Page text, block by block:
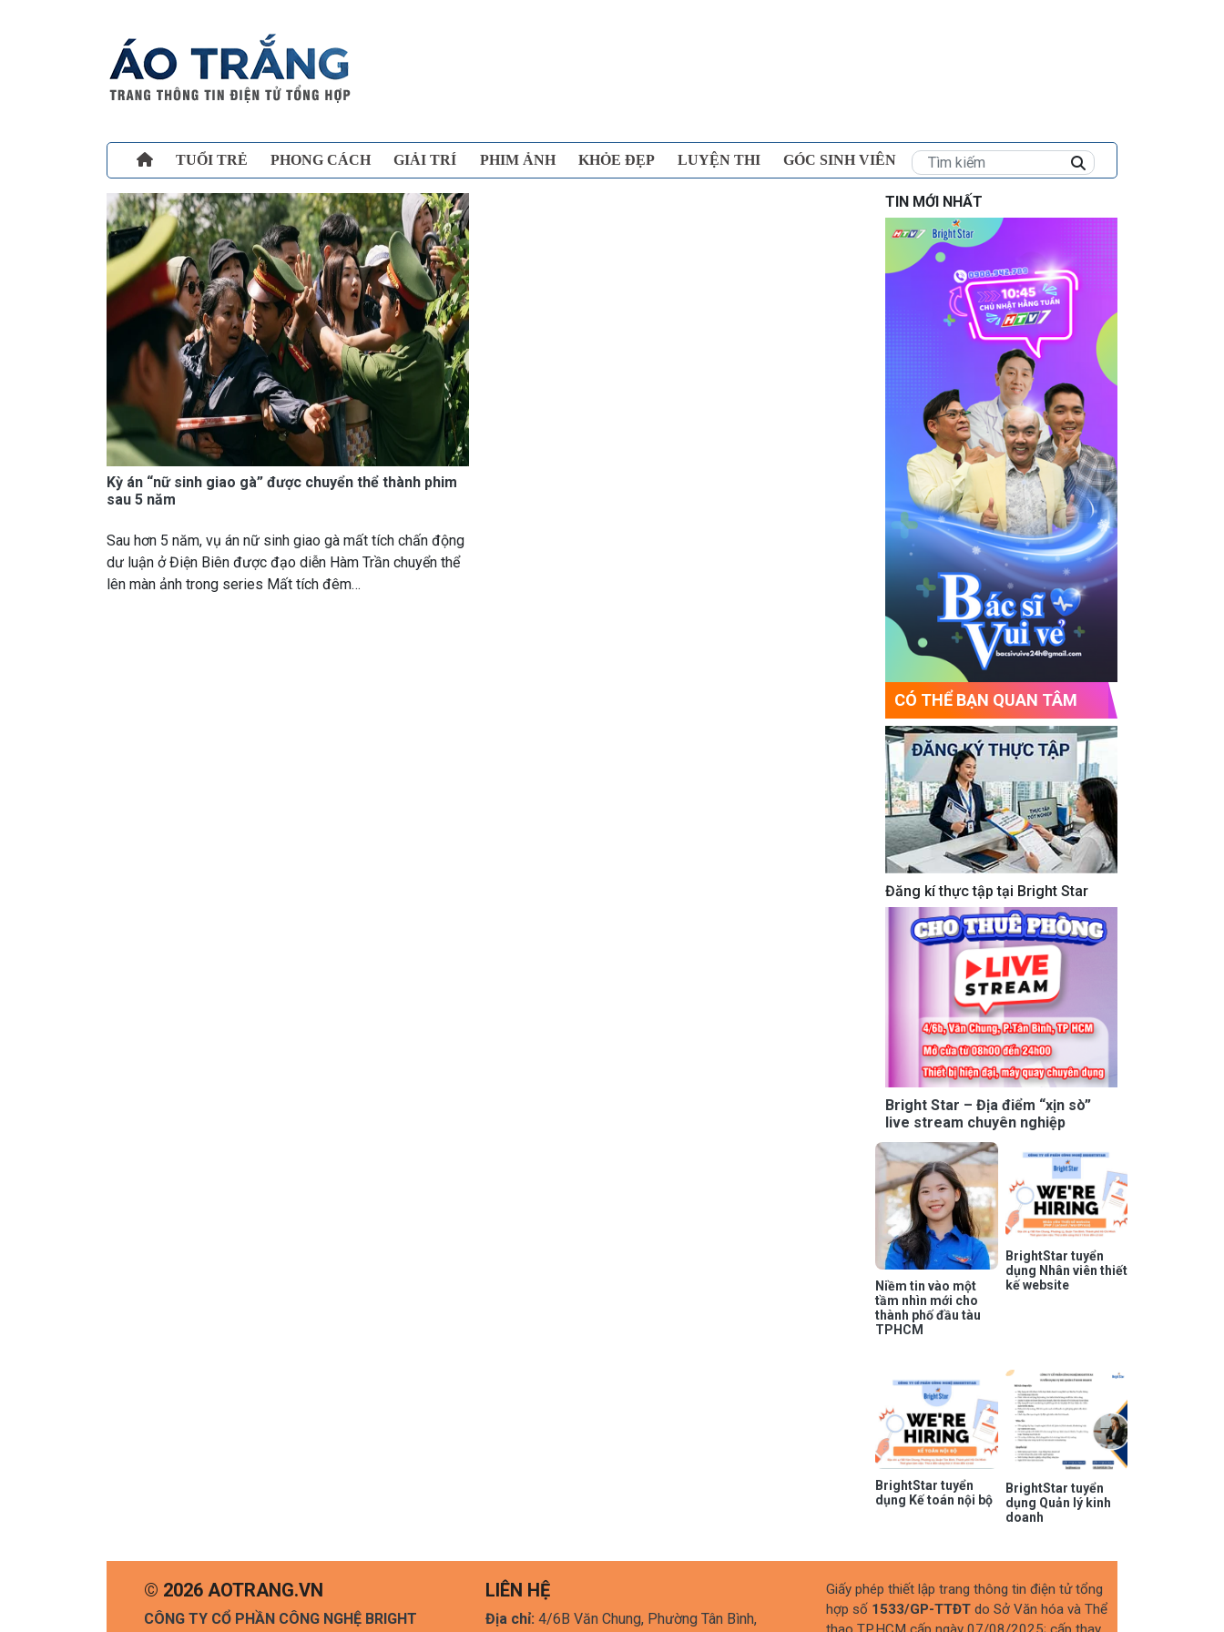
TUỔI TRẺ PHONG CÁCH GIẢI TRÍ PHIM ẢNH KHỎE ĐẸP LUYỆN THI GÓC SINH VIÊN
Kỳ án “nữ sinh giao gà” được chuyển thể thành phim
sau 5 năm
Sau hơn 5 năm, vụ án nữ sinh giao gà mất tích chấn động
dư luận ở Điện Biên được đạo diễn Hàm Trần chuyển thể
lên màn ảnh trong series Mất tích đêm…
TIN MỚI NHẤT
CÓ THỂ BẠN QUAN TÂM
Đăng kí thực tập tại Bright Star
Bright Star – Địa điểm “xịn sò”
live stream chuyên nghiệp
Niềm tin vào một
tầm nhìn mới cho
thành phố đầu tàu
TPHCM
BrightStar tuyển
dụng Nhân viên thiết
kế website
BrightStar tuyển
dụng Kế toán nội bộ
BrightStar tuyển
dụng Quản lý kinh
doanh
© 2026 AOTRANG.VN
CÔNG TY CỔ PHẦN CÔNG NGHỆ BRIGHT
LIÊN HỆ
Địa chỉ: 4/6B Văn Chung, Phường Tân Bình,
Giấy phép thiết lập trang thông tin điện tử tổng
hợp số 1533/GP-TTĐT do Sở Văn hóa và Thể